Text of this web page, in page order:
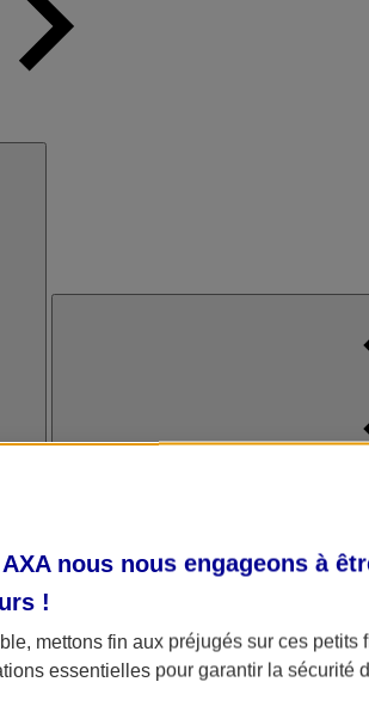
AXA nous nous engageons à
!
mettons fin aux préjugés sur ces
essentielles pour garantir la sécurité